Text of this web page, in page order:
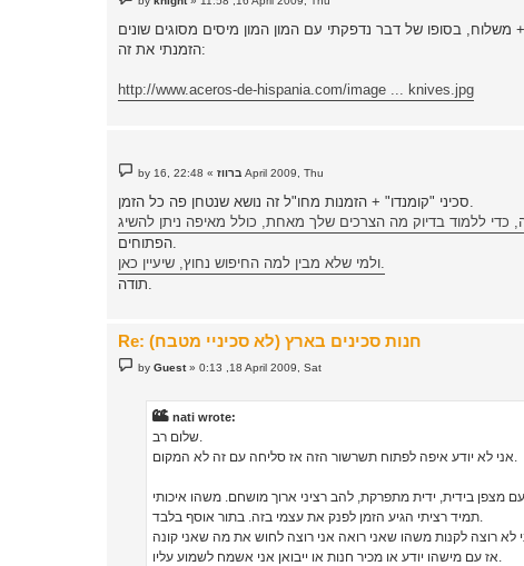
o
t
הזמנתי את זה:
http://www.aceros-de-hispania.com/image ... knives.jpg
P
o
t
by ברווז» 22:48 ,16 April 2009, Thu
סכיני "קומנדו" + הזמנות מחו"ל זה נושא שנטחן פה כל הזמן.
ללמוד בדיוק מה הצרכים שלך מאחת, כולל מאיפה ניתן להשיג
הפתוחים.
ולמי שלא מבין למה החיפוש נחוץ, שיעיין כאן.
תודה.
Re: חנות סכינים בארץ (לא סכיניי מטבח)
P
o
byGuest»0:13 ,18 April 2009, Sat
nati wrote:
שלום רב.
אני לא יודע איפה לפתוח תשרשור הזה אז סליחה עם זה לא המקום.
תמיד רציתי הגיע הזמן לפנק את עצמי בזה. בתור אוסף בלבד.
אז עם מישהו יודע או מכיר חנות או ייבואן אני אשמח לשמוע עליו.